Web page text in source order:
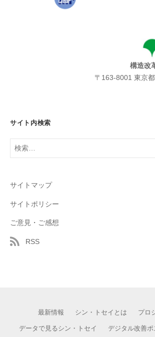
構造改
〒163-8001 東京
サイト内検索
検
サイトマップ
サイトポリシー
ご意見・ご感想
RSS
最新情報 シン・トセイとは プロ
データで見るシン・トセイ デジタル改善ポ